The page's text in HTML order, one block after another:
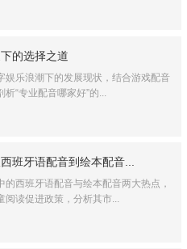
的选择之道
娱乐浪潮下的发展现状，结合游戏配音
“专业配音哪家好”的...
班牙语配音到绘本配音...
西班牙语配音与绘本配音两大热点，
读促进政策，分析其市...